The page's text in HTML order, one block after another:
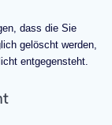
dass die Sie
gelöscht werden,
entgegensteht.